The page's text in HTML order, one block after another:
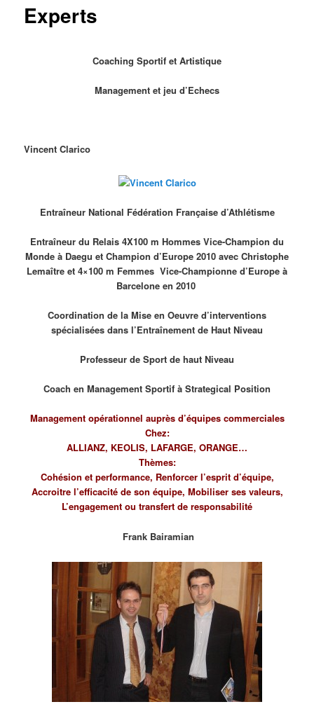
Experts
Coaching Sportif et Artistique
Management et jeu d’Echecs
Vincent Clarico
Entraîneur National Fédération Française d’Athlétisme
Entraîneur du Relais 4X100 m Hommes Vice-Champion du
Monde à Daegu et Champion d’Europe 2010 avec Christophe
Lemaître et 4×100 m Femmes Vice-Championne d’Europe à
Barcelone en 2010
Coordination de la Mise en Oeuvre d’interventions
spécialisées dans l’Entraînement de Haut Niveau
Professeur de Sport de haut Niveau
Coach en Management Sportif à Strategical Position
Management opérationnel auprès d’équipes commerciales
Chez:
ALLIANZ, KEOLIS, LAFARGE, ORANGE…
Thèmes:
Cohésion et performance, Renforcer l’esprit d’équipe,
Accroitre l’efficacité de son équipe, Mobiliser ses valeurs,
L’engagement ou transfert de responsabilité
Frank Bairamian